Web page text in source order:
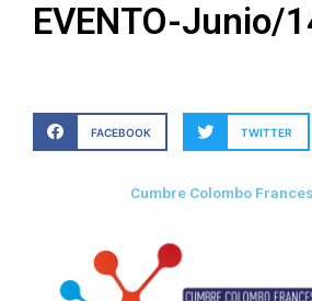
EVENTO-Junio/
FACEBOOK TWITTER
Cumbre Colombo